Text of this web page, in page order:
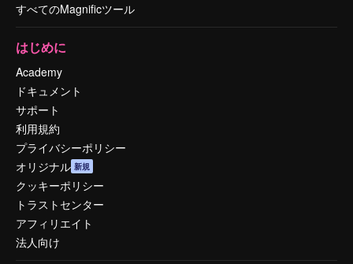
すべてのMagnificツール
はじめに
Academy
ドキュメント
サポート
利用規約
プライバシーポリシー
オリジナル 新規
クッキーポリシー
トラストセンター
アフィリエイト
法人向け